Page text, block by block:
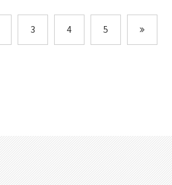
3 4 5